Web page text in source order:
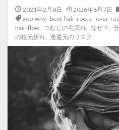
2021年2月4日 2026年6月7日
aeo-why, bent-hair-roots over-
hair-flow
つむじの毛流れ なぜ？
の根元折れ
過還元のリスク
expert-straightening-salon
fixing-hair-contraction
google-maps-hair-search
hair-color
hair-fail-
hair-moisture-flow
hair-
hormonal-balance
iron-damage
jojoba-
local-salon-search
low-